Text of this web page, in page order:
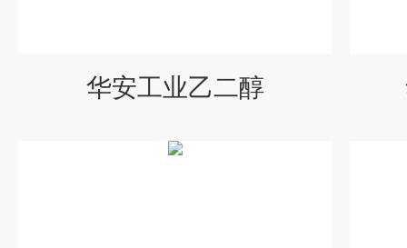
华安工业乙二醇